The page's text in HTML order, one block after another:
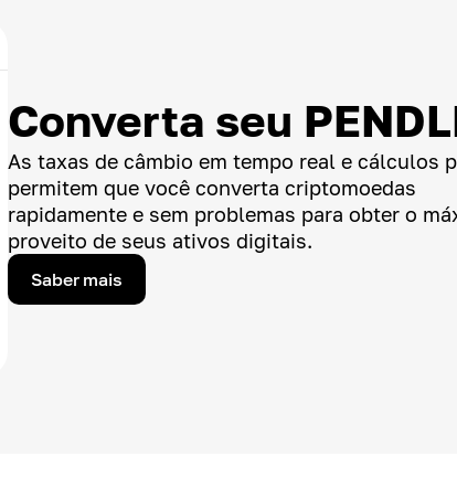
Converta seu
As taxas de câmbio em tempo real e cálculos
permitem que você converta criptomoedas
rapidamente e sem problemas para obter o
proveito de seus ativos digitais.
Saber mais